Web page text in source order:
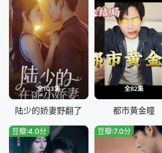
全103集
陆少的娇妻野翻了
全82集
都市黄金瞳
豆瓣:4.0分 豆瓣:7.0分